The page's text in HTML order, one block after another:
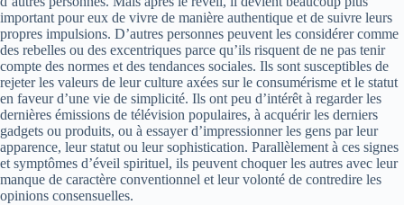
important pour eux de vivre de manière authentique et de suivre leurs
propres impulsions. D’autres personnes peuvent les considérer comme
des rebelles ou des excentriques parce qu’ils risquent de ne pas tenir
compte des normes et des tendances sociales. Ils sont susceptibles de
rejeter les valeurs de leur culture axées sur le consumérisme et le statut
en faveur d’une vie de simplicité. Ils ont peu d’intérêt à regarder les
dernières émissions de télévision populaires, à acquérir les derniers
gadgets ou produits, ou à essayer d’impressionner les gens par leur
apparence, leur statut ou leur sophistication. Parallèlement à ces signes
et symptômes d’éveil spirituel, ils peuvent choquer les autres avec leur
manque de caractère conventionnel et leur volonté de contredire les
opinions consensuelles.